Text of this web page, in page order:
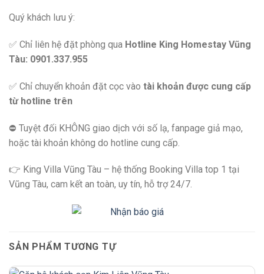
Quý khách lưu ý:
✅ Chỉ liên hệ đặt phòng qua Hotline King Homestay Vũng
Tàu: 0901.337.955
✅ Chỉ chuyển khoản đặt cọc vào tài khoản được cung cấp
từ hotline trên
⛔️ Tuyệt đối KHÔNG giao dịch với số lạ, fanpage giả mạo,
hoặc tài khoản không do hotline cung cấp.
👉 King Villa Vũng Tàu – hệ thống Booking Villa top 1 tại
Vũng Tàu, cam kết an toàn, uy tín, hỗ trợ 24/7.
SẢN PHẨM TƯƠNG TỰ